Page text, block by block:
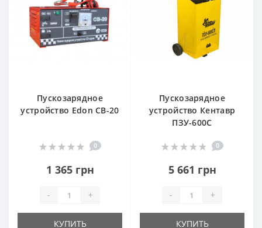
Пускозарядное
устройство Edon CB-20
0
1 365 грн
- +
КУПИТЬ
Пускозарядное
устройство Кентавр
ПЗУ-600С
0
5 661 грн
- +
КУПИТЬ